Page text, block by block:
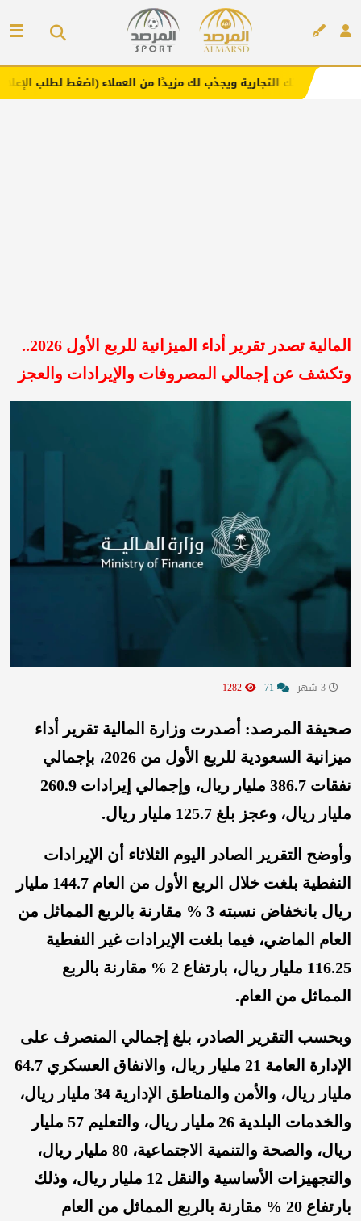
ويجذب لك مزيدًا من العملاء (اضغط لطلب الإعلان)
المالية تصدر تقرير أداء الميزانية للربع الأول 2026..
وتكشف عن إجمالي المصروفات والإيرادات والعجز
صحيفة المرصد: أصدرت وزارة المالية تقرير أداء
ميزانية السعودية للربع الأول من 2026، بإجمالي
نفقات 386.7 مليار ريال، وإجمالي إيرادات 260.9
مليار ريال، وعجز بلغ 125.7 مليار ريال.
وأوضح التقرير الصادر اليوم الثلاثاء أن الإيرادات
النفطية بلغت خلال الربع الأول من العام 144.7 مليار
ريال بانخفاض نسبته 3 % مقارنة بالربع المماثل من
العام الماضي، فيما بلغت الإيرادات غير النفطية
116.25 مليار ريال، بارتفاع 2 % مقارنة بالربع
المماثل من العام.
وبحسب التقرير الصادر، بلغ إجمالي المنصرف على
الإدارة العامة 21 مليار ريال، والانفاق العسكري 64.7
مليار ريال، والأمن والمناطق الإدارية 34 مليار ريال،
والخدمات البلدية 26 مليار ريال، والتعليم 57 مليار
ريال، والصحة والتنمية الاجتماعية، 80 مليار ريال،
والتجهيزات الأساسية والنقل 12 مليار ريال، وذلك
بارتفاع 20 % مقارنة بالربع المماثل من العام